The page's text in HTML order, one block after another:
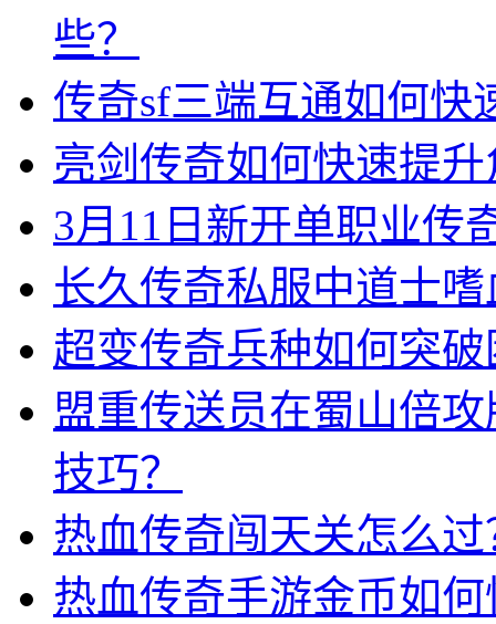
些？
传奇sf三端互通如何快
亮剑传奇如何快速提
3月11日新开单职业传
长久传奇私服中道士
超变传奇兵种如何突
盟重传送员在蜀山倍
技巧？
热血传奇闯天关怎么
热血传奇手游金币如